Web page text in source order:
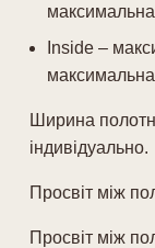
Inside –
Ширина
індивідуально.
Просвіт між
Просвіт між